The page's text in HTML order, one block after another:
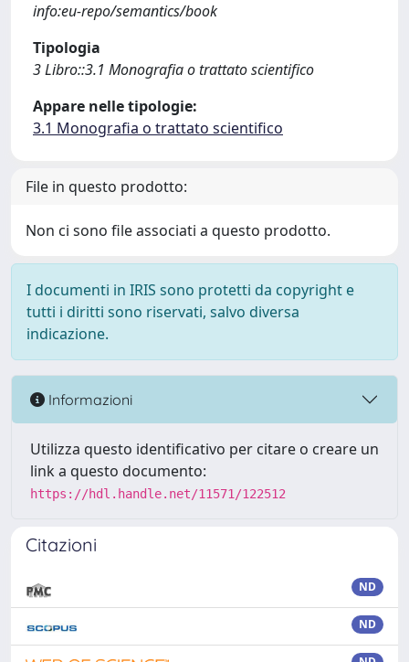
info:eu-repo/semantics/book
Tipologia
3 Libro::3.1 Monografia o trattato scientifico
Appare nelle tipologie:
3.1 Monografia o trattato scientifico
File in questo prodotto:
Non ci sono file associati a questo prodotto.
I documenti in IRIS sono protetti da copyright e
tutti i diritti sono riservati, salvo diversa
indicazione.
Informazioni
Utilizza questo identificativo per citare o creare un
link a questo documento:
https://hdl.handle.net/11571/122512
Citazioni
ND
ND